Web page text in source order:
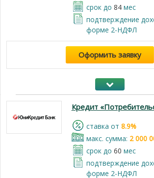
срок до 84мес
подтверждение
форме 2-НДФЛ
Оформить заявку
Кредит
cтавка от 8.9%
макс. сумма: 2 000
срок до 60 мес
подтверждение
форме 2-НДФЛ